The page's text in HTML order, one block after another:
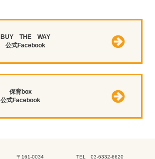
BUY THE WAY
公式Facebook
保育box
公式Facebook
〒161-0034
TEL 03-6332-6620